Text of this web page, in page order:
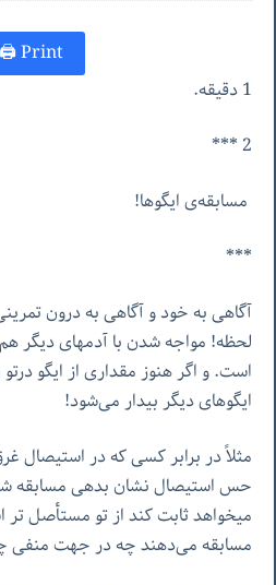
Print 🖨
1 دقیقه.
2 ***
مسابقه‌ی ایگوها!
***
آگاهی به خود و آگاهی به درون
لحظه! مواجه شدن با آدمهای دیگر
است. و اگر هنوز مقداری از ایگو درتو
ایگوهای دیگر بیدار می‌شود!
مثلاً در برابر کسی که در استیصال
حس استیصال نشان بدهی مسابقه
میخواهد ثابت کند از تو مستأصل تر
مسابقه می‌دهند چه در جهت